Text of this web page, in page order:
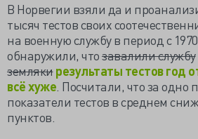
В Норвегии взяли да и
тысяч тестов своих
на военную службу в период с
обнаружили, чтозавалили службу
землякирезультаты тестов год
всё хуже . Посчитали, что за одно
показатели тестов в среднем
пунктов.